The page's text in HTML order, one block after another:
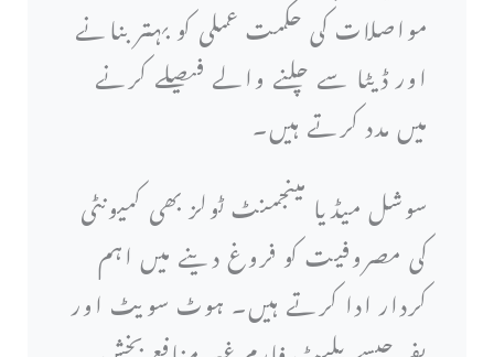
مواصلات کی حکمت عملی کو بہتر بنانے
اور ڈیٹا سے چلنے والے فیصلے کرنے
میں مدد کرتے ہیں۔
سوشل میڈیا مینجمنٹ ٹولز بھی کمیونٹی
کی مصروفیت کو فروغ دینے میں اہم
کردار ادا کرتے ہیں۔ ہوٹ سویٹ اور